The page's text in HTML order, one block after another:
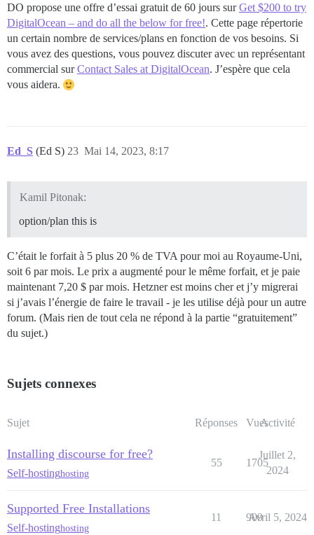
DO propose une offre d’essai gratuit de 60 jours surGet $200 to try
DigitalOcean – and do all the below for free!. Cette page répertorie
un certain nombre de services/plans en fonction de vos besoins. Si
vous avez des questions, vous pouvez discuter avec un représentant
commercial surContact Sales at DigitalOcean. J’espère que cela
vous aidera.
Ed_S (Ed S) Mai 14, 2023, 8:17
23
Kamil Pitonak:
option/plan this is
C’était le forfait à 5 plus 20 % de TVA pour moi au Royaume-Uni,
soit 6 par mois. Le prix a augmenté pour le même forfait, et je paie
maintenant 7,20 $ par mois. Hetzner est moins cher et j’y migrerai
si j’avais l’énergie de faire le travail - je les utilise déjà pour un autre
forum. (Mais rien de tout cela ne répond à la partie “gratuitement”
du sujet.)
Sujets connexes
Sujet Réponses VuesActivité
Installing discourse for free?
Self-hostinghosting
55 1705
Juillet 2,
2024
Supported Free Installations
Self-hostinghosting
11 909
Avril 5, 2024